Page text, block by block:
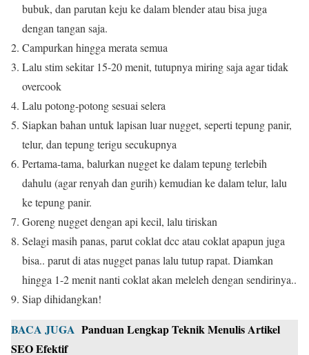
bubuk, dan parutan keju ke dalam blender atau bisa juga
dengan tangan saja.
Campurkan hingga merata semua
Lalu stim sekitar 15-20 menit, tutupnya miring saja agar tidak
overcook
Lalu potong-potong sesuai selera
Siapkan bahan untuk lapisan luar nugget, seperti tepung panir,
telur, dan tepung terigu secukupnya
Pertama-tama, balurkan nugget ke dalam tepung terlebih
dahulu (agar renyah dan gurih) kemudian ke dalam telur, lalu
ke tepung panir.
Goreng nugget dengan api kecil, lalu tiriskan
Selagi masih panas, parut coklat dcc atau coklat apapun juga
bisa.. parut di atas nugget panas lalu tutup rapat. Diamkan
hingga 1-2 menit nanti coklat akan meleleh dengan sendirinya..
Siap dihidangkan!
BACA JUGA Panduan Lengkap Teknik Menulis Artikel
SEO Efektif